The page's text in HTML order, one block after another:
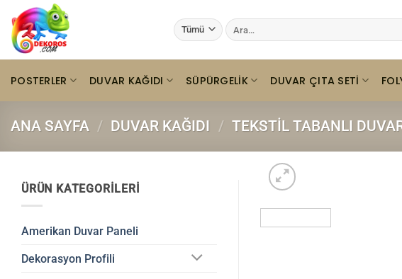
İçeriğe
atla
Ara:
POSTERLER DUVAR KAĞIDI SÜPÜRGELIK DUVAR ÇITA SETI
ANA SAYFA / DUVAR KAĞIDI / TEKSTIL TABANLI
ÜRÜN KATEGORILERI
Amerikan Duvar Paneli
Dekorasyon Profili